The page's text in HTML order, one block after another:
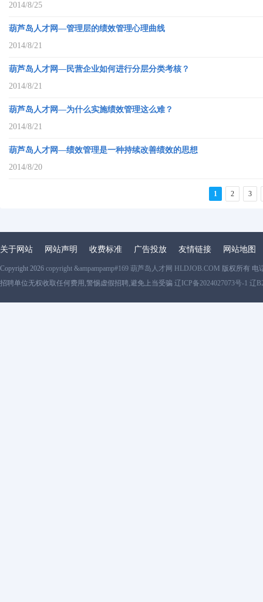
2014/8/25
葫芦岛人才网—管理层的绩效管理心理曲线
2014/8/21
葫芦岛人才网—民营企业如何进行分层分类考核？
2014/8/21
葫芦岛人才网—为什么实施绩效管理这么难？
2014/8/21
葫芦岛人才网—绩效管理是一种持续改善绩效的思想
2014/8/20
1 2 3
关于网站 网站声明 收费标准 广告投放 友情链接 网站地图
Copyright 2026 copyright &ampampamp#169 葫芦岛人才网 HLDJOB.COM 版权所有 电
招聘单位无权收取任何费用,警惕虚假招聘,避免上当受骗 辽ICP备2024027073号-1 辽